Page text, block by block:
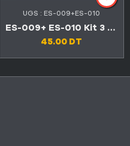
UGS : ES-009+ES-010
ES-009+ ES-010 Kit 3 barres LED TV LG 32″ 6+7+6 Pola
45.00 DT